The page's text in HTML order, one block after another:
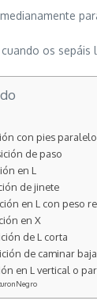
os
con pies
de paso
en L
de jinete
en L con peso
en X
de L corta
de caminar baja
en L vertical o